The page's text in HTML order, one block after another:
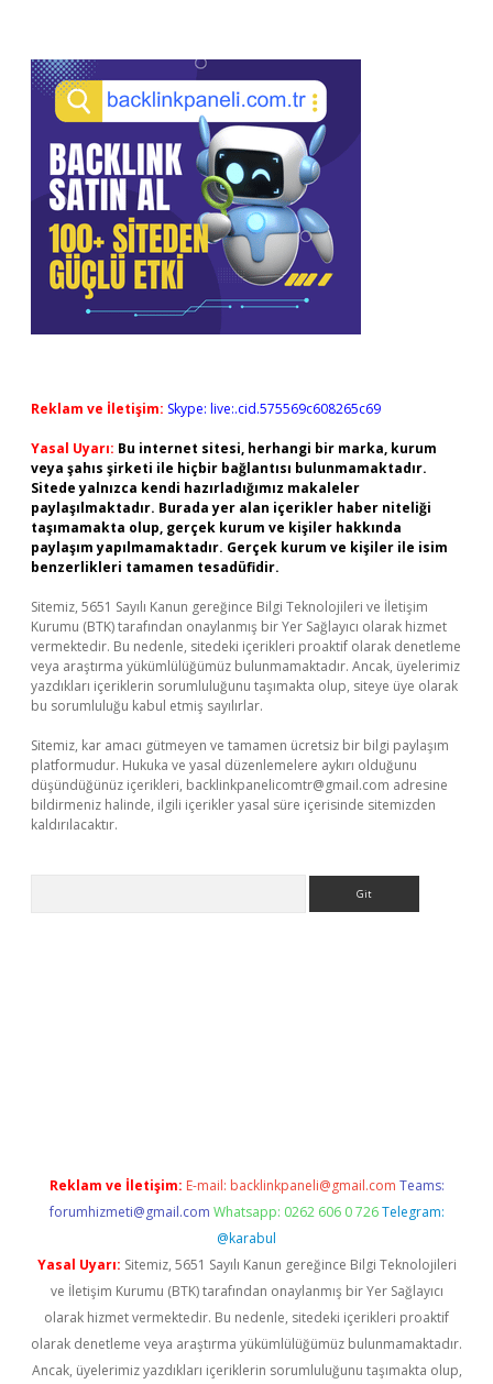
Reklam ve İletişim: Skype: live:.cid.575569c608265c69
Yasal Uyarı: Bu internet sitesi, herhangi bir marka, kurum
veya şahıs şirketi ile hiçbir bağlantısı bulunmamaktadır.
Sitede yalnızca kendi hazırladığımız makaleler
paylaşılmaktadır. Burada yer alan içerikler haber niteliği
taşımamakta olup, gerçek kurum ve kişiler hakkında
paylaşım yapılmamaktadır. Gerçek kurum ve kişiler ile isim
benzerlikleri tamamen tesadüfidir.
Sitemiz, 5651 Sayılı Kanun gereğince Bilgi Teknolojileri ve İletişim
Kurumu (BTK) tarafından onaylanmış bir Yer Sağlayıcı olarak hizmet
vermektedir. Bu nedenle, sitedeki içerikleri proaktif olarak denetleme
veya araştırma yükümlülüğümüz bulunmamaktadır. Ancak, üyelerimiz
yazdıkları içeriklerin sorumluluğunu taşımakta olup, siteye üye olarak
bu sorumluluğu kabul etmiş sayılırlar.
Sitemiz, kar amacı gütmeyen ve tamamen ücretsiz bir bilgi paylaşım
platformudur. Hukuka ve yasal düzenlemelere aykırı olduğunu
düşündüğünüz içerikleri, backlinkpanelicomtr@gmail.com adresine
bildirmeniz halinde, ilgili içerikler yasal süre içerisinde sitemizden
kaldırılacaktır.
Reklam ve İletişim: E-mail: backlinkpaneli@gmail.com Teams:
forumhizmeti@gmail.com Whatsapp: 0262 606 0 726 Telegram:
@karabul
Yasal Uyarı: Sitemiz, 5651 Sayılı Kanun gereğince Bilgi Teknolojileri
ve İletişim Kurumu (BTK) tarafından onaylanmış bir Yer Sağlayıcı
olarak hizmet vermektedir. Bu nedenle, sitedeki içerikleri proaktif
olarak denetleme veya araştırma yükümlülüğümüz bulunmamaktadır.
Ancak, üyelerimiz yazdıkları içeriklerin sorumluluğunu taşımakta olup,